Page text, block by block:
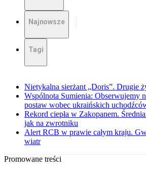
Najnowsze
Tagi
Nietykalna sierżant „Doris”. Drugie
Wspólnota Sumienia: Obserwujemy
postaw wobec ukraińskich
Rekord ciepła w Zakopanem.
jak na zwrotniku
Alert RCB w prawie całym kraju.
wiatr
Promowane treści